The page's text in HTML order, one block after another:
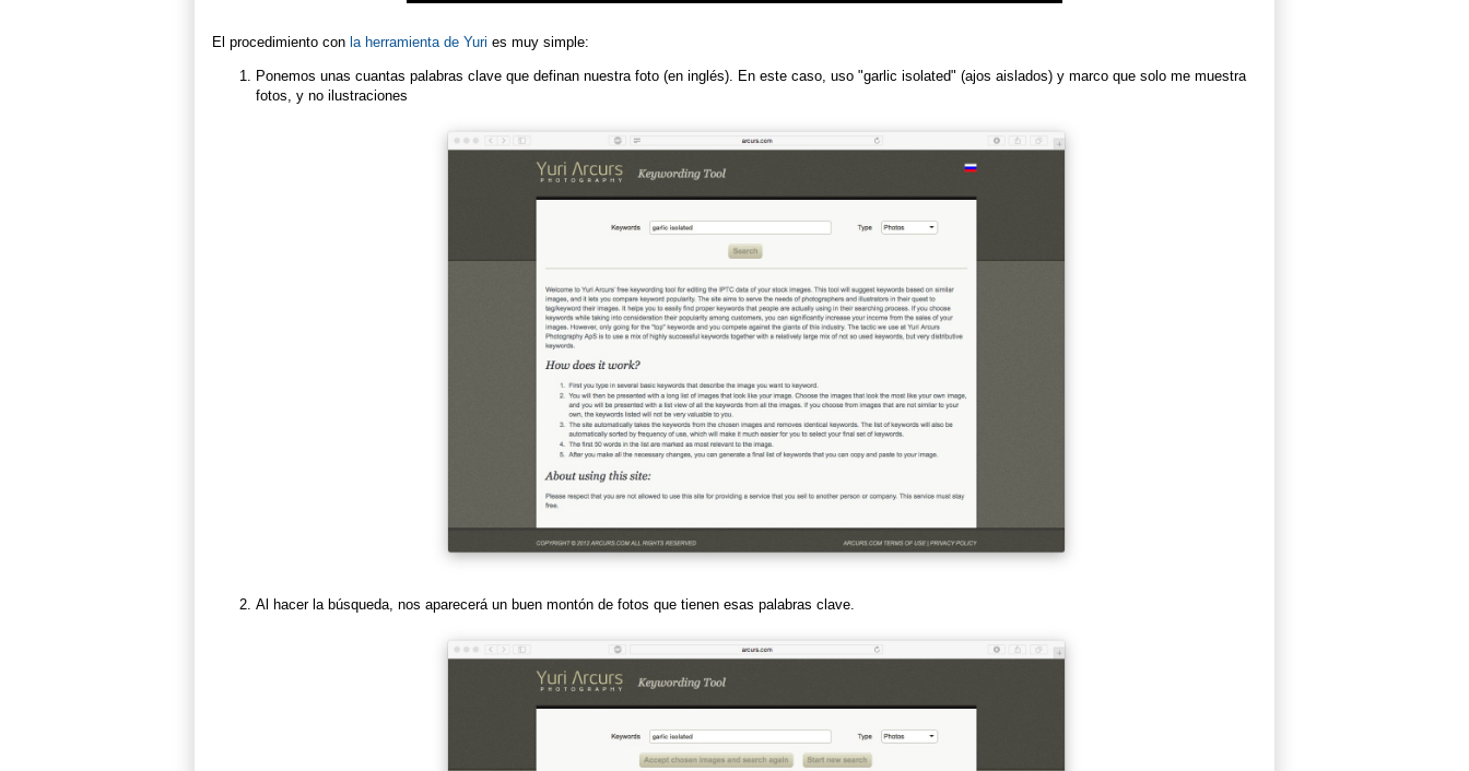
El procedimiento con la herramienta de Yuri es muy simple:
Ponemos unas cuantas palabras clave que definan nuestra foto (en inglés). En este caso, uso "garlic isolated" (ajos aislados) y marco que solo me muestra
fotos, y no ilustraciones
Al hacer la búsqueda, nos aparecerá un buen montón de fotos que tienen esas palabras clave.